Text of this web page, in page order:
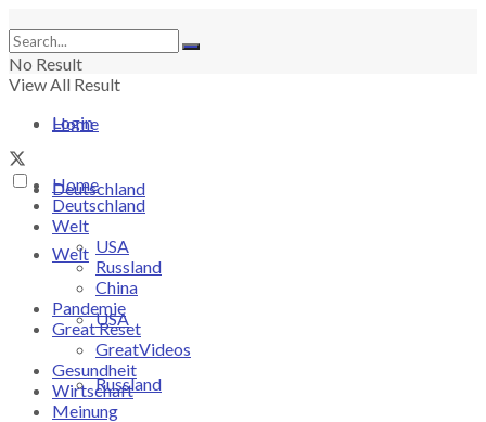
No Result
View All Result
Login
Home
Deutschland
Welt
USA
Russland
Home
Deutschland
Welt
USA
Russland
China
Pandemie
Great Reset
GreatVideos
Gesundheit
Wirtschaft
Meinung